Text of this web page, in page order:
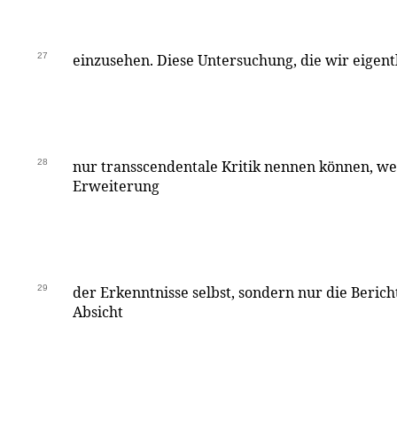
27 einzusehen. Diese Untersuchung, die wir
28
nur transscendentale Kritik nennen können,
Erweiterung
29
der Erkenntnisse selbst, sondern nur die
Absicht